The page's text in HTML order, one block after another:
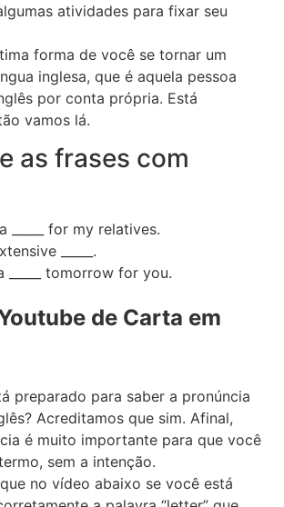
atividades para fixar seu
forma de você se tornar um
inglesa, que é aquela pessoa
por conta própria. Está
vamos lá.
as frases com
_____ for my relatives.
_____.
_____ tomorrow for you.
de Carta em
preparado para saber a pronúncia
Acreditamos que sim. Afinal,
é muito importante para que você
sem a intenção.
no vídeo abaixo se você está